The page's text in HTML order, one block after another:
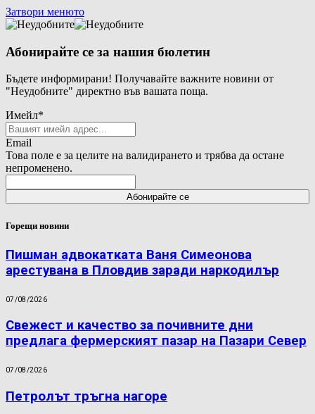
Затвори менюто
Абонирайте се за нашия бюлетин
Бъдете информирани! Получавайте важните новини от
"Неудобните" директно във вашата поща.
Имейл*
Email
Това поле е за целите на валидирането и трябва да остане
непроменено.
Горещи новини
Пишман адвокатката Ваня Симеонова
арестувана в Пловдив заради наркодилър
07/08/2026
Свежест и качество за почивните дни
предлага фермерският пазар на Пазари Север
07/08/2026
Петролът тръгна нагоре